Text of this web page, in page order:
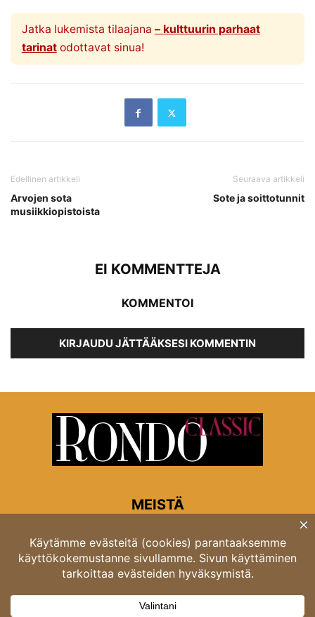
Jatka lukemista tilaajana – kulttuurin parhaat
tarinatodottavat sinua!
Edellinen artikkeli
Arvojen sota
musiikkiopistoista
Seuraava artikkeli
Sote ja soittotunnit
EI KOMMENTTEJA
KOMMENTOI
KIRJAUDU JÄTTÄÄKSESI KOMMENTIN
MEISTÄ
Rondon toimitus
Opastinsilta 6A 00520 Helsinki
Asiakaspalvelu: puh. 03 4246 5318
asiakaspalvelu@rondo.fi
Ota meihin yhteyttä:toimitus@rondo.fi